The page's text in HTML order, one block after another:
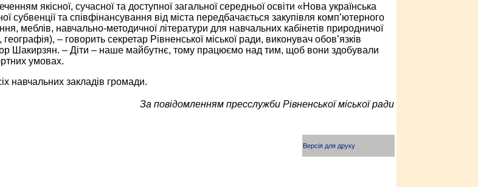
якісної, сучасної та доступної загальної середньої освіти «Нова українська
субвенції та співфінансування від міста передбачається закупівля комп’ютерного
меблів, навчально-методичної літератури для навчальних кабінетів природничої
географія), – говорить секретар Рівненської міської ради, виконувач обов’язків
Шакирзян. – Діти – наше майбутнє, тому працюємо над тим, щоб вони здобували
умовах.
навчальних закладів громади.
За повідомленням пресслужби Рівненської міської ради
Версія для друку